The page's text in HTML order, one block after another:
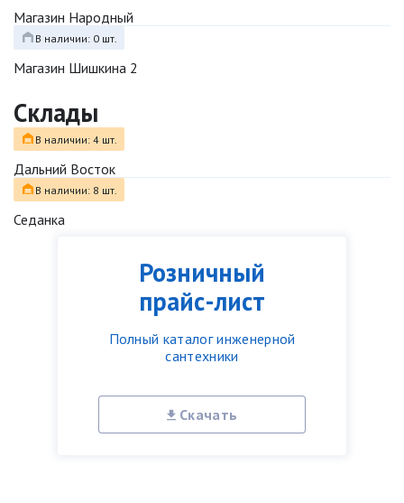
Розничный
прайс-лист
Полный каталог инженерной
сантехники
Скачать
Магазин Народный
В наличии: 0 шт.
Магазин Шишкина 2
Склады
В наличии: 4 шт.
Дальний Восток
В наличии: 8 шт.
Седанка